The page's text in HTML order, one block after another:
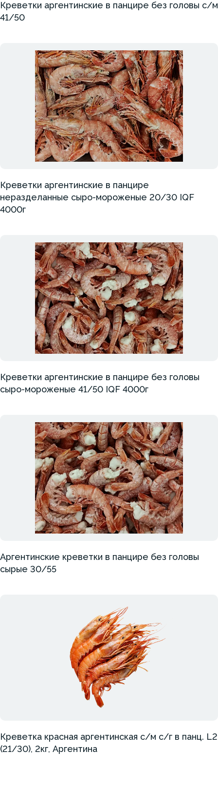
Креветки аргентинские в панцире без головы с/м
41/50
Креветки аргентинские в панцире
неразделанные сыро-мороженые 20/30 IQF
4000г
Креветки аргентинские в панцире без головы
сыро-мороженые 41/50 IQF 4000г
Аргентинские креветки в панцире без головы
сырые 30/55
Креветка красная аргентинская с/м с/г в панц. L2
(21/30), 2кг, Аргентина